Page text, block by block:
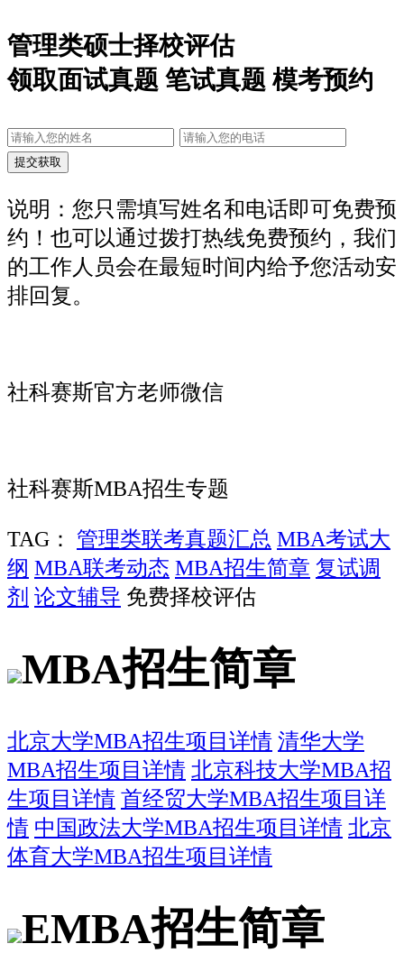
管理类硕士择校评估
领取面试真题 笔试真题 模考预约
说明：您只需填写姓名和电话即可免费预
约！也可以通过拨打热线免费预约，我们
的工作人员会在最短时间内给予您活动安
排回复。
社科赛斯官方老师微信
社科赛斯MBA招生专题
TAG： 管理类联考真题汇总 MBA考试大
纲 MBA联考动态 MBA招生简章 复试调
剂 论文辅导 免费择校评估
MBA招生简章
北京大学MBA招生项目详情 清华大学
MBA招生项目详情 北京科技大学MBA招
生项目详情 首经贸大学MBA招生项目详
情 中国政法大学MBA招生项目详情 北京
体育大学MBA招生项目详情
EMBA招生简章